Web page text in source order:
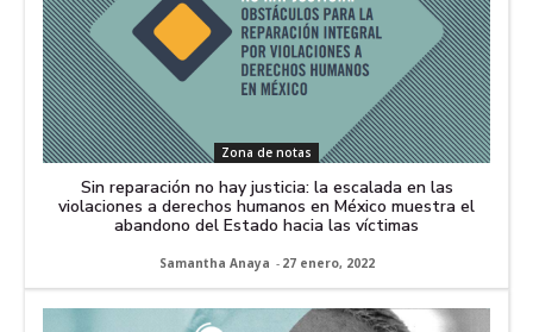
Zona de notas
Sin reparación no hay justicia: la escalada en las
violaciones a derechos humanos en México muestra el
abandono del Estado hacia las víctimas
Samantha Anaya - 27 enero, 2022